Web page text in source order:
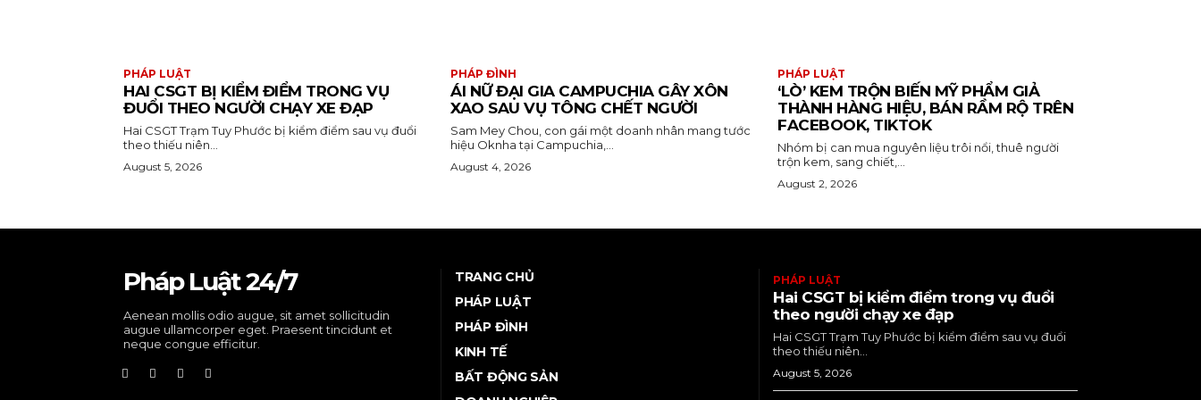
PHÁP LUẬT
HAI CSGT BỊ KIỂM ĐIỂM TRONG VỤ
ĐUỔI THEO NGƯỜI CHẠY XE ĐẠP
Hai CSGT Trạm Tuy Phước bị kiểm điểm sau vụ đuổi
theo thiếu niên...
August 5, 2026
PHÁP ĐÌNH
ÁI NỮ ĐẠI GIA CAMPUCHIA GÂY XÔN
XAO SAU VỤ TÔNG CHẾT NGƯỜI
Sam Mey Chou, con gái một doanh nhân mang tước
hiệu Oknha tại Campuchia,...
August 4, 2026
PHÁP LUẬT
‘LÒ’ KEM TRỘN BIẾN MỸ PHẨM GIẢ
THÀNH HÀNG HIỆU, BÁN RẦM RỘ TRÊN
FACEBOOK, TIKTOK
Nhóm bị can mua nguyên liệu trôi nổi, thuê người
trộn kem, sang chiết,...
August 2, 2026
Pháp Luật 24/7
Aenean mollis odio augue, sit amet sollicitudin
augue ullamcorper eget. Praesent tincidunt et
neque congue efficitur.
TRANG CHỦ
PHÁP LUẬT
PHÁP ĐÌNH
KINH TẾ
BẤT ĐỘNG SẢN
PHÁP LUẬT
Hai CSGT bị kiểm điểm trong vụ đuổi
theo người chạy xe đạp
Hai CSGT Trạm Tuy Phước bị kiểm điểm sau vụ đuổi
theo thiếu niên...
August 5, 2026